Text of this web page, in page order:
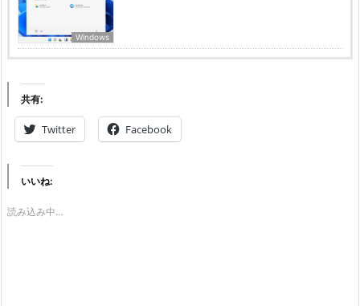
Windows
共有:
Twitter Facebook
いいね:
読み込み中…